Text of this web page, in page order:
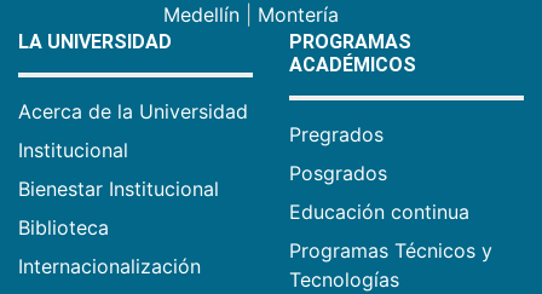
Medellín
Montería
LA UNIVERSIDAD
Acerca de la Universidad
Institucional
Bienestar Institucional
Biblioteca
Internacionalización
PROGRAMAS
ACADÉMICOS
Pregrados
Posgrados
Educación continua
Programas Técnicos y
Tecnologías